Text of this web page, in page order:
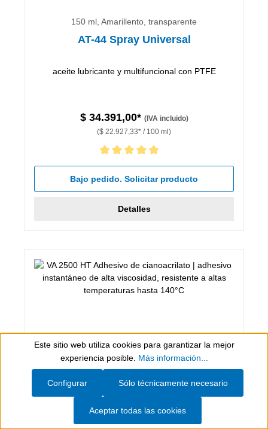
150 ml, Amarillento, transparente
AT-44 Spray Universal
aceite lubricante y multifuncional con PTFE
$ 34.391,00* (IVA incluido)
($ 22.927,33* / 100 ml)
Calificación promedio de 5 de 5 estrellas
Bajo pedido. Solicitar producto
Detalles
VA 2500 HT Adhesivo de cianoacrilato
Show toolbar
Este sitio web utiliza cookies para garantizar la mejor
experiencia posible. Más información...
Sólo técnicamente necesario
Configurar
Aceptar todas las cookies